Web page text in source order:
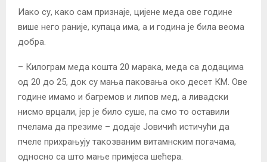
Иако су, како сам признаје, цијене меда ове године
више него раније, купаца има, а и година је била веома
добра.
– Килограм меда кошта 20 марака, меда са додацима
од 20 до 25, док су мања паковања око десет КМ. Ове
године имамо и багремов и липов мед, а ливадски
нисмо врцали, јер је било суше, па смо то оставили
пчелама да презиме – додаје Јовичић истичући да
пчеле прихрањују такозваним витамнским погачама,
односно са што мање примјеса шећера.